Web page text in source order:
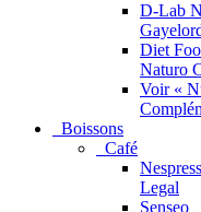
D-Lab
Diet
Naturo
Voir «
Boissons
Café
Legal
Senseo